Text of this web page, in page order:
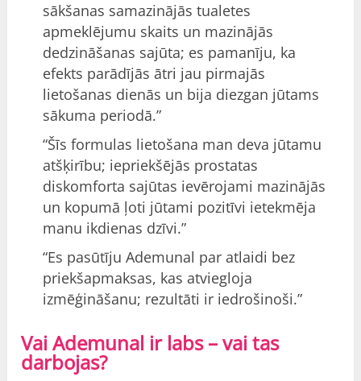
sākšanas samazinājās tualetes
apmeklējumu skaits un mazinājās
dedzināšanas sajūta; es pamanīju, ka
efekts parādījās ātri jau pirmajās
lietošanas dienās un bija diezgan jūtams
sākuma periodā.”
“Šīs formulas lietošana man deva jūtamu
atšķirību; iepriekšējās prostatas
diskomforta sajūtas ievērojami mazinājās
un kopumā ļoti jūtami pozitīvi ietekmēja
manu ikdienas dzīvi.”
“Es pasūtīju Ademunal par atlaidi bez
priekšapmaksas, kas atviegloja
izmēģināšanu; rezultāti ir iedrošinoši.”
Vai Ademunal ir labs – vai tas
darbojas?